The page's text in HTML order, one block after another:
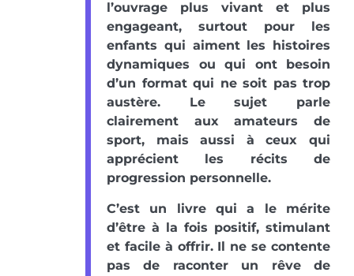
l’ouvrage plus vivant et plus
engageant, surtout pour les
enfants qui aiment les histoires
dynamiques ou qui ont besoin
d’un format qui ne soit pas trop
austère. Le sujet parle
clairement aux amateurs de
sport, mais aussi à ceux qui
apprécient les récits de
progression personnelle.
C’est un livre qui a le mérite
d’être à la fois positif, stimulant
et facile à offrir. Il ne se contente
pas de raconter un rêve de